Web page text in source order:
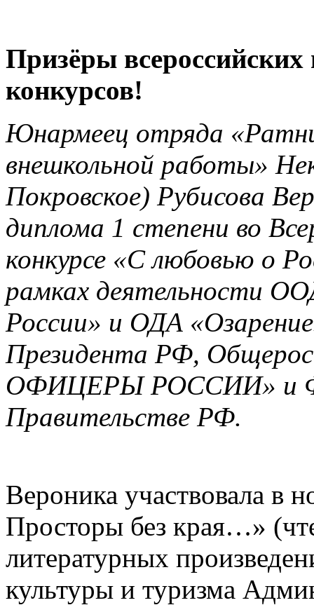
Призёры
конкурсов!
Юнармеец отряда
внешкольной работы»
Покровское) Рубисова
диплома 1 степени во
конкурсе «С любовью о
рамках деятельности
России» и ОДА
Президента РФ,
ОФИЦЕРЫ РОССИИ» и
Правительстве РФ.
Вероника участвовала в
Просторы без края…»
литературных
культуры и туризма